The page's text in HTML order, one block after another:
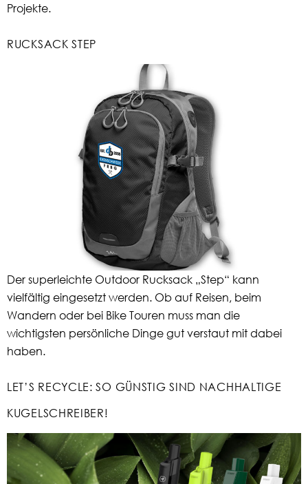
Projekte.
RUCKSACK STEP
Der superleichte Outdoor Rucksack „Step“ kann
vielfältig eingesetzt werden. Ob auf Reisen, beim
Wandern oder bei Bike Touren muss man die
wichtigsten persönliche Dinge gut verstaut mit dabei
haben.
LET’S RECYCLE: SO GÜNSTIG SIND NACHHALTIGE
KUGELSCHREIBER!